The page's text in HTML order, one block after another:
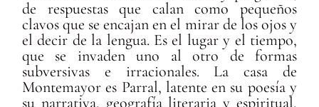
de respuestas que calan como pequeños
clavos que se encajan en el mirar de los ojos y
el decir de la lengua. Es el lugar y el tiempo,
que se invaden uno al otro de formas
subversivas e irracionales. La casa de
Montemayor es Parral, latente en su poesía y
su narrativa, geografía literaria y espiritual,